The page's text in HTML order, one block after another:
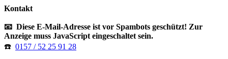
Kontakt
📧 Diese E-Mail-Adresse ist vor Spambots geschützt! Zur
Anzeige muss JavaScript eingeschaltet sein.
☎️ 0157 / 52 25 91 28